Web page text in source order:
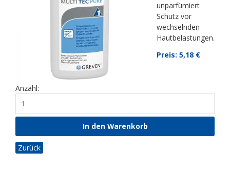
unparfümiert
Schutz vor
wechselnden
Hautbelastungen.
Preis: 5,18 €
Anzahl:
Zurück